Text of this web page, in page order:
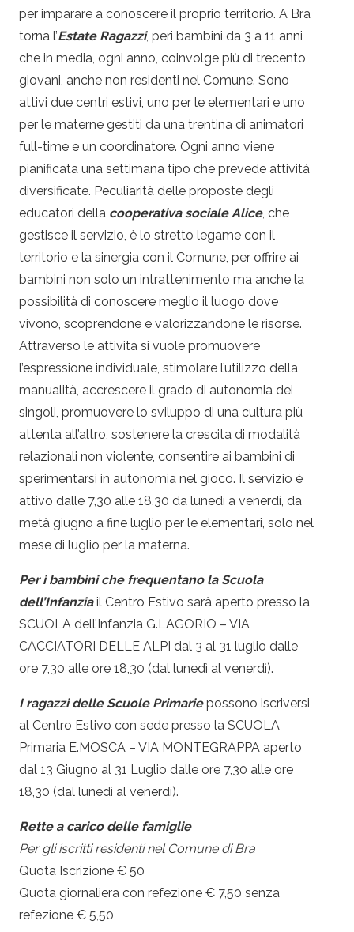
per imparare a conoscere il proprio territorio. A Bra
torna l’Estate Ragazzi, peri bambini da 3 a 11 anni
che in media, ogni anno, coinvolge più di trecento
giovani, anche non residenti nel Comune. Sono
attivi due centri estivi, uno per le elementari e uno
per le materne gestiti da una trentina di animatori
full-time e un coordinatore. Ogni anno viene
pianificata una settimana tipo che prevede attività
diversificate. Peculiarità delle proposte degli
educatori della cooperativa sociale Alice, che
gestisce il servizio, è lo stretto legame con il
territorio e la sinergia con il Comune, per offrire ai
bambini non solo un intrattenimento ma anche la
possibilità di conoscere meglio il luogo dove
vivono, scoprendone e valorizzandone le risorse.
Attraverso le attività si vuole promuovere
l’espressione individuale, stimolare l’utilizzo della
manualità, accrescere il grado di autonomia dei
singoli, promuovere lo sviluppo di una cultura più
attenta all’altro, sostenere la crescita di modalità
relazionali non violente, consentire ai bambini di
sperimentarsi in autonomia nel gioco. Il servizio è
attivo dalle 7,30 alle 18,30 da lunedì a venerdì, da
metà giugno a fine luglio per le elementari, solo nel
mese di luglio per la materna.
Per i bambini che frequentano la Scuola
dell’Infanziail Centro Estivo sarà aperto presso la
SCUOLA dell’Infanzia G.LAGORIO – VIA
CACCIATORI DELLE ALPI dal 3 al 31 luglio dalle
ore 7,30 alle ore 18,30 (dal lunedì al venerdì).
I ragazzi delle Scuole Primariepossono iscriversi
al Centro Estivo con sede presso la SCUOLA
Primaria E.MOSCA – VIA MONTEGRAPPA aperto
dal 13 Giugno al 31 Luglio dalle ore 7,30 alle ore
18,30 (dal lunedì al venerdì).
Rette a carico delle famiglie
Per gli iscritti residenti nel Comune di Bra
Quota Iscrizione € 50
Quota giornaliera con refezione € 7,50 senza
refezione € 5,50